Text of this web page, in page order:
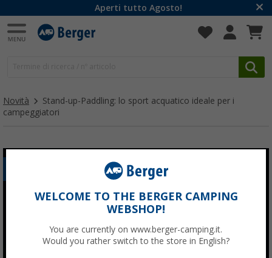
Aperti tutto Agosto!
Novità
Stand-up-Paddling: lo sport acquatico ideale per i
campeggiatori
WELCOME TO THE BERGER CAMPING
WEBSHOP!
You are currently on www.berger-camping.it.
Would you rather switch to the store in English?